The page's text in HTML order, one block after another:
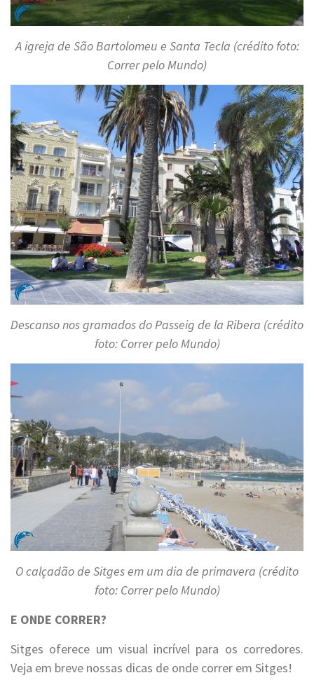
A igreja de São Bartolomeu e Santa Tecla (crédito foto:
Correr pelo Mundo)
Descanso nos gramados do Passeig de la Ribera (crédito
foto: Correr pelo Mundo)
O calçadão de Sitges em um dia de primavera (crédito
foto: Correr pelo Mundo)
E ONDE CORRER?
Sitges oferece um visual incrível para os corredores.
Veja em breve nossas dicas de onde correr em Sitges!